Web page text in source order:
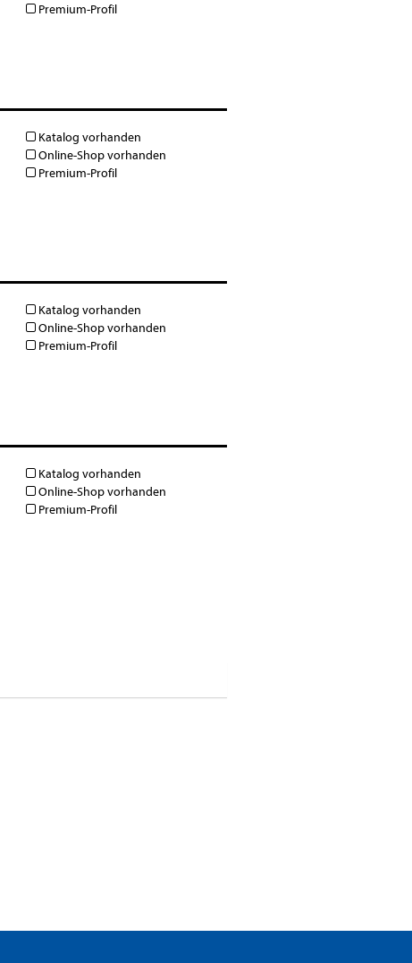
Premium-Profil
Katalog vorhanden
Online-Shop vorhanden
Premium-Profil
Katalog vorhanden
Online-Shop vorhanden
Premium-Profil
Katalog vorhanden
Online-Shop vorhanden
Premium-Profil